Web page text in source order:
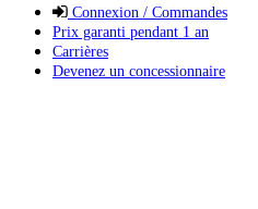
Connexion / Commandes
Prix garanti pendant 1 an
Carrières
Devenez un concessionnaire